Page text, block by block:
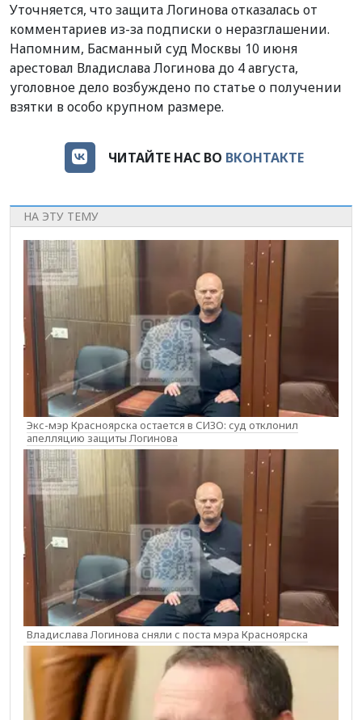
Уточняется, что защита Логинова отказалась от
комментариев из-за подписки о неразглашении.
Напомним, Басманный суд Москвы 10 июня
арестовал Владислава Логинова до 4 августа,
уголовное дело возбуждено по статье о получении
взятки в особо крупном размере.
ЧИТАЙТЕ НАС ВО ВКОНТАКТЕ
НА ЭТУ ТЕМУ
Экс-мэр Красноярска остается в СИЗО: суд отклонил
апелляцию защиты Логинова
Владислава Логинова сняли с поста мэра Красноярска